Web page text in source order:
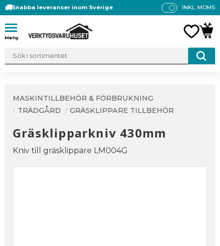
Meny
Snabba leveranser inom Sverige
P
S
INKL. MOMS
MASKINTILLBEHÖR & FÖRBRUKNING
TRÄDGÅRD
GRÄSKLIPPARE TILLBEHÖR
Gräsklipparkniv 430mm
Kniv till gräsklippare LM004G